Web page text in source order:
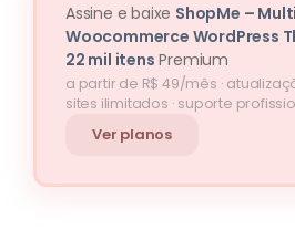
Assine e baixe ShopMe –
Woocommerce WordPress
22 mil itens Premium
a partir de R$ 49/mês ·
sites ilimitados · suporte
Ver planos